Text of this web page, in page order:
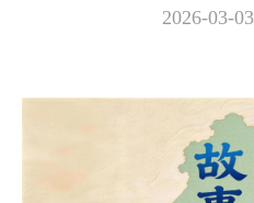
2026-03-